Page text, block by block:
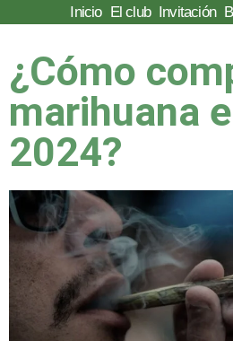
al
contenido
Inicio El club Invitación
¿Cómo
marihuana
2024?